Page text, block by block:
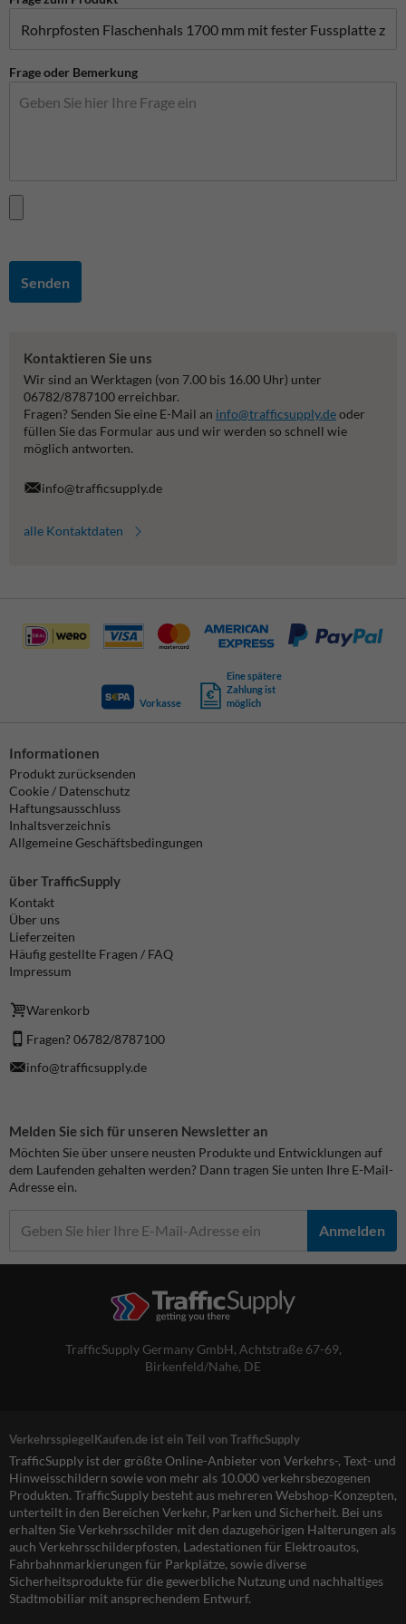
Frage oder Bemerkung
Senden
Kontaktieren Sie uns
Wir sind an Werktagen (von 7.00 bis 16.00 Uhr) unter
06782/8787100 erreichbar.
Fragen? Senden Sie eine E-Mail an info@trafficsupply.deoder
füllen Sie das Formular aus und wir werden so schnell wie
möglich antworten.
info@trafficsupply.de
alle Kontaktdaten
Vorkasse
Eine spätere
Zahlung ist
möglich
Informationen
Produkt zurücksenden
Cookie / Datenschutz
Haftungsausschluss
Inhaltsverzeichnis
Allgemeine Geschäftsbedingungen
über TrafficSupply
Kontakt
Über uns
Lieferzeiten
Häufig gestellte Fragen / FAQ
Impressum
Warenkorb
Fragen? 06782/8787100
info@trafficsupply.de
Melden Sie sich für unseren Newsletter an
Möchten Sie über unsere neusten Produkte und Entwicklungen auf
dem Laufenden gehalten werden? Dann tragen Sie unten Ihre E-Mail-
Adresse ein.
Anmelden
TrafficSupply Germany GmbH, Achtstraße 67-69,
Birkenfeld/Nahe, DE
VerkehrsspiegelKaufen.de ist ein Teil von TrafficSupply
TrafficSupply ist der größte Online-Anbieter von Verkehrs-, Text- und
Hinweisschildern sowie von mehr als 10.000 verkehrsbezogenen
Produkten. TrafficSupply besteht aus mehreren Webshop-Konzepten,
unterteilt in den Bereichen Verkehr, Parken und Sicherheit. Bei uns
erhalten Sie Verkehrsschilder mit den dazugehörigen Halterungen als
auch Verkehrsschilderpfosten, Ladestationen für Elektroautos,
Fahrbahnmarkierungen für Parkplätze, sowie diverse
Sicherheitsprodukte für die gewerbliche Nutzung und nachhaltiges
Stadtmobiliar mit ansprechendem Entwurf.